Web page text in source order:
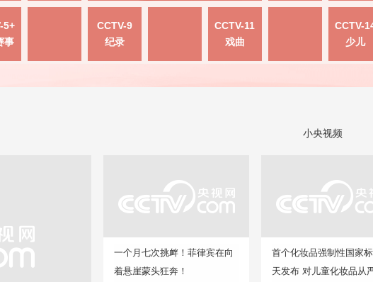
5+
事
CCTV-9
纪录
CCTV-11
戏曲
CCTV-
少儿
小央视频
一个月七次挑衅！菲律宾在向
着悬崖蒙头狂奔！
首个化妆品强制性国家
天发布 对儿童化妆品从